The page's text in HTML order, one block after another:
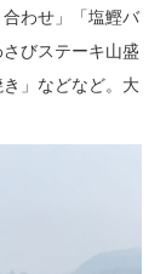
わせ」「塩鰹バ
びステーキ山盛
」などなど。大